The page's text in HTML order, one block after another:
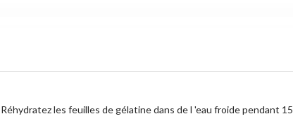
Réhydratez les feuilles de gélatine dans de l 'eau froide pendant 15